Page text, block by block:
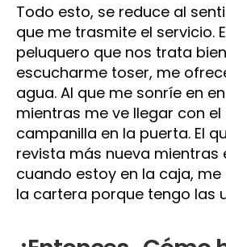
Todo esto, se reduce al
que me trasmite el servicio.
peluquero que nos trata
escucharme toser, me
agua. Al que me sonríe en
mientras me ve llegar con
campanilla en la puerta. El
revista más nueva mientras
cuando estoy en la caja,
la cartera porque tengo las